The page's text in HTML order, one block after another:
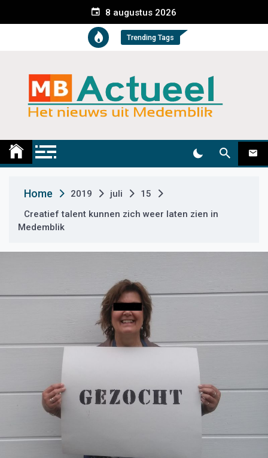
e
t
8 augustus 2026
Trending Tags
Medemblik Actueel
Home 2019 juli
15
Creatief talent kunnen zich weer laten zien in
Medemblik